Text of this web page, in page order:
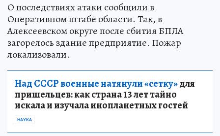
О последствиях атаки сообщили в
Оперативном штабе области. Так, в
Алексеевском округе после сбития БПЛА
загорелось здание предприятие. Пожар
локализовали.
Над СССР военные натянули «сетку»для
пришельцев: как страна 13 лет тайно
искала и изучала инопланетных гостей
НАУКА